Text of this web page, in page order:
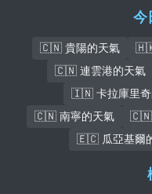
今
🇨🇳 貴陽的天氣 🇭🇰
🇨🇳 連雲港的天氣
🇮🇳 卡拉庫里奇
🇨🇳 南寧的天氣
🇨🇳
🇪🇨 瓜亞基爾